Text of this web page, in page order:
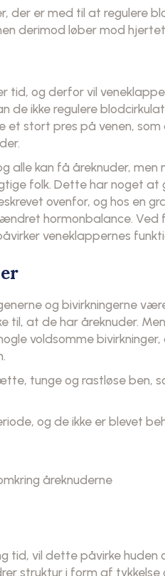
der er med til at regulere
derimod løber mod
tid, og derfor vil
de ikke regulere
et stort pres på venen,
alle kan få åreknuder,
folk. Dette har noget at
ovenfor, og hos en
hormonbalance. Ved
veneklappernes
og bivirkningerne
til, at de har åreknuder.
voldsomme
tunge og rastløse ben,
og de ikke er blevet
åreknuderne
tid, vil dette påvirke huden
struktur i form af